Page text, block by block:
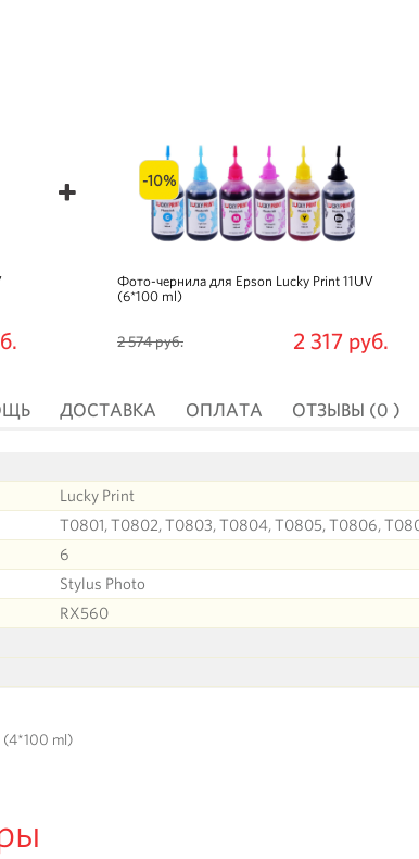
-10%
Фото-чернила для Epson Lucky Print 11UV
(6*100 ml)
2 574 руб. 2 317 руб.
ДОСТАВКА ОПЛАТА ОТЗЫВЫ (0 )
Lucky Print
T0801, T0802, T0803, T0804, T0805, T0806,
6
Stylus Photo
RX560
(4*100 ml)